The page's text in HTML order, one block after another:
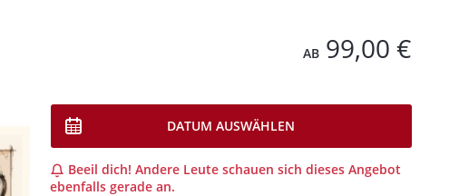
AB 99,00 €
DATUM AUSWÄHLEN
Beeil dich! Andere Leute schauen sich dieses Angebot
ebenfalls gerade an.